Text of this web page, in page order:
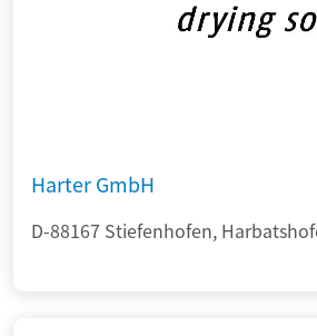
Harter GmbH
D-88167 Stiefenhofen,